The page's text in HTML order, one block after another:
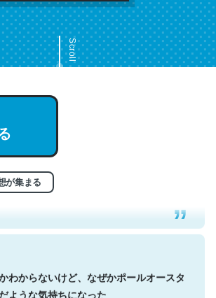
Scroll
が集まる
とてもクレバーなんだろうなと凄く思
読める人は原文もお勧め。自分はこの流
Go. Then Covid hit. Shit.
られるかい？ by ラーズ・ヌートバー
わからないけど、なぜかポールオースタ
ような気持ちになった